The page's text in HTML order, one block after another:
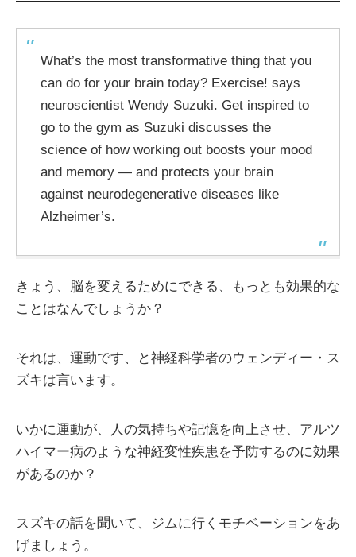
What’s the most transformative thing that you
can do for your brain today? Exercise! says
neuroscientist Wendy Suzuki. Get inspired to
go to the gym as Suzuki discusses the
science of how working out boosts your mood
and memory — and protects your brain
against neurodegenerative diseases like
Alzheimer’s.
きょう、脳を変えるためにできる、もっとも効果的な
ことはなんでしょうか？
それは、運動です、と神経科学者のウェンディー・ス
ズキは言います。
いかに運動が、人の気持ちや記憶を向上させ、アルツ
ハイマー病のような神経変性疾患を予防するのに効果
があるのか？
スズキの話を聞いて、ジムに行くモチベーションをあ
げましょう。